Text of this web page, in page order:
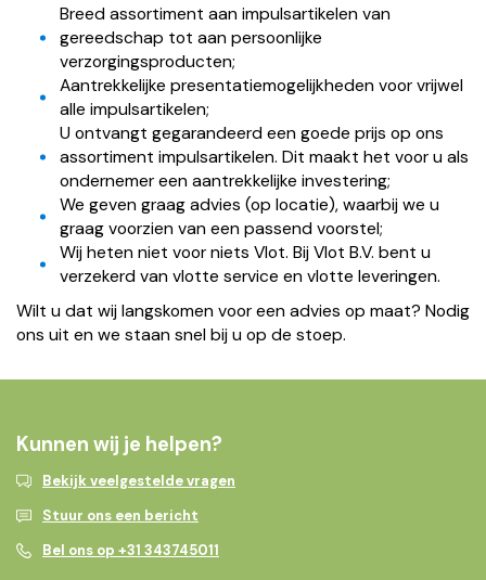
Breed assortiment aan impulsartikelen van
gereedschap tot aan persoonlijke
verzorgingsproducten;
Aantrekkelijke presentatiemogelijkheden voor vrijwel
alle impulsartikelen;
U ontvangt gegarandeerd een goede prijs op ons
assortiment impulsartikelen. Dit maakt het voor u als
ondernemer een aantrekkelijke investering;
We geven graag advies (op locatie), waarbij we u
graag voorzien van een passend voorstel;
Wij heten niet voor niets Vlot. Bij Vlot B.V. bent u
verzekerd van vlotte service en vlotte leveringen.
Wilt u dat wij langskomen voor een advies op maat? Nodig
ons uit en we staan snel bij u op de stoep.
Kunnen wij je helpen?
Bekijk veelgestelde vragen
Stuur ons een bericht
Bel ons op +31 343745011